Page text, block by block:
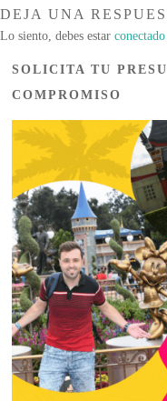
DEJA UNA
Lo siento, debes estar conectado
SOLICITA TU
COMPROMISO